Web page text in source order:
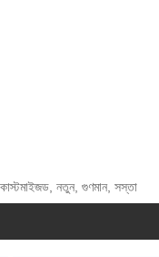
কাস্টমাইজড, নতুন, গুণমান, সস্তা